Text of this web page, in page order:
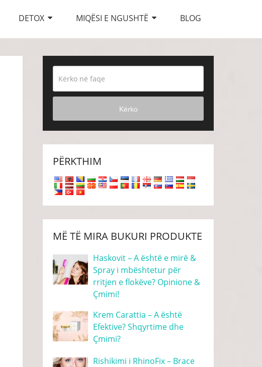
DETOX MIQËSI E NGUSHTË BLOG
Kërko
PËRKTHIM
MË TË MIRA BUKURI PRODUKTE
Haskovit – A është e mirë &
Spray i mbështetur për
rritjen e flokëve? Opinione &
Çmimi!
Krem Carattia – A është
Efektive? Shqyrtime dhe
Çmimi?
Rishikimi i RhinoFix – Brace